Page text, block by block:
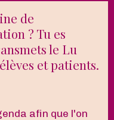
de
? Tu es
le Lu
et patients.
afin que l'on